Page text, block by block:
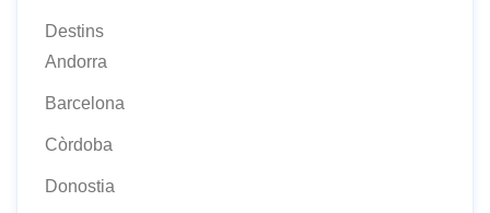
Destins
Andorra
Barcelona
Còrdoba
Donostia